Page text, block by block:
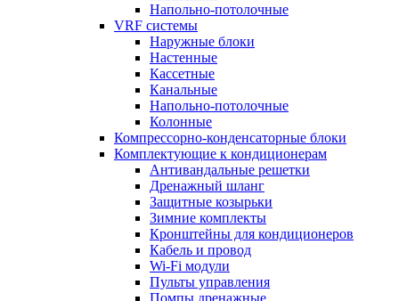
Напольно-потолочные
VRF системы
Наружные блоки
Настенные
Кассетные
Канальные
Напольно-потолочные
Колонные
Компрессорно-конденсаторные блоки
Комплектующие к кондиционерам
Антивандальные решетки
Дренажный шланг
Защитные козырьки
Зимние комплекты
Кронштейны для кондиционеров
Кабель и провод
Wi-Fi модули
Пульты управления
Помпы дренажные